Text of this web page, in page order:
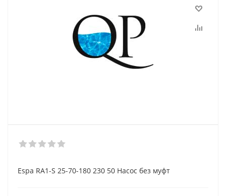
Espa RA1-S 25-70-180 230 50 Насос без муфт